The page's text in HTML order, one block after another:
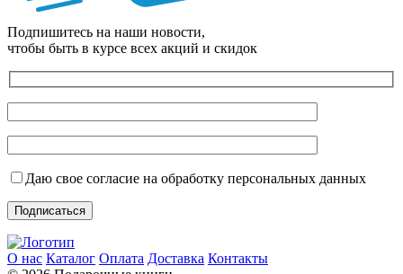
Подпишитесь на наши новости,
чтобы быть в курсе всех акций и скидок
Даю свое согласие на обработку персональных данных
О нас Каталог Оплата Доставка Контакты